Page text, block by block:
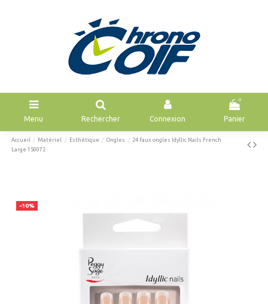
Menu Rechercher Connexion
0
Panier
Accueil Matériel Esthétique Ongles
24 faux ongles Idyllic Nails French
Large 150072
-10%